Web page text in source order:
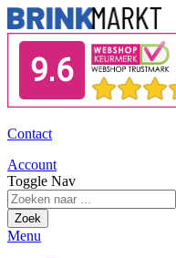
Contact
Account
Toggle Nav
Zoek
Menu